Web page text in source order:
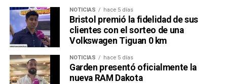
NOTICIAS hace 5 días
Bristol premió la fidelidad de sus
clientes con el sorteo de una
Volkswagen Tiguan 0 km
NOTICIAS hace 5 días
Garden presentó oficialmente la
nueva RAM Dakota